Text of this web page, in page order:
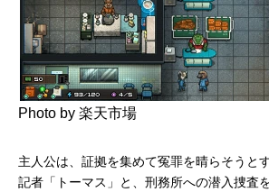
Photo by 楽天市場
主人公は、証拠を集めて冤罪を晴らそうと
記者「トーマス」と、刑務所への潜入捜査